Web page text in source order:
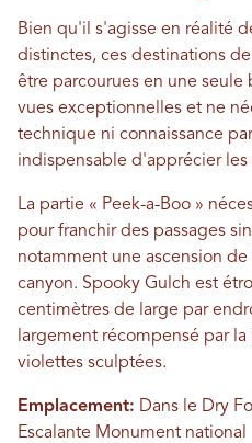
Bien qu'il s'agisse en réalité
distinctes, ces destinations
être parcourues en une
vues exceptionnelles et ne
technique ni connaissance
indispensable d'apprécier les
La partie « Peek-a-Boo »
pour franchir des passages
notamment une ascension
canyon. Spooky Gulch est
centimètres de large par
largement récompensé par
violettes sculptées.
Emplacement: Dans le Dry
Escalante Monument national